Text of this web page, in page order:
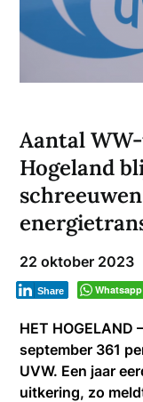
Aantal
Hogeland
22 oktober 2023
Whatsapp
Share
HET HOGELAND
september 361
UVW. Een jaar
uitkering, zo